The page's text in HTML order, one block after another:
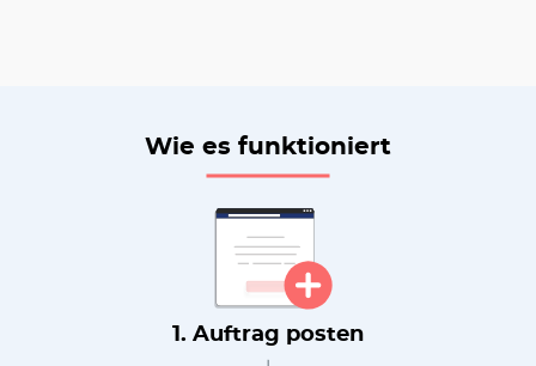
Wie es funktioniert
1. Auftrag posten